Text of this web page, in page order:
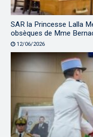
SAR la Princesse Lalla
obsèques de Mme
12/06/2026